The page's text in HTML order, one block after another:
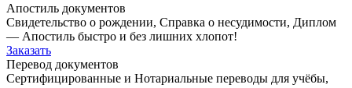
Апостиль документов
Свидетельство о рождении, Справка о несудимости, Диплом
— Апостиль быстро и без лишних хлопот!
Заказать
Перевод документов
Сертифицированные и Нотариальные переводы для учёбы,